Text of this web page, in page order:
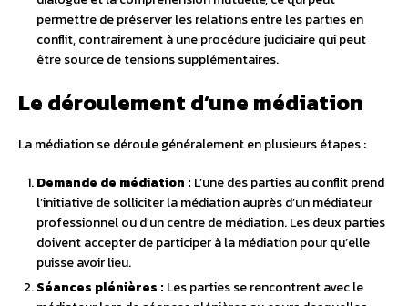
permettre de préserver les relations entre les parties en
conflit, contrairement à une procédure judiciaire qui peut
être source de tensions supplémentaires.
Le déroulement d’une médiation
La médiation se déroule généralement en plusieurs étapes :
Demande de médiation : L’une des parties au conflit prend
l’initiative de solliciter la médiation auprès d’un médiateur
professionnel ou d’un centre de médiation. Les deux parties
doivent accepter de participer à la médiation pour qu’elle
puisse avoir lieu.
Séances plénières : Les parties se rencontrent avec le